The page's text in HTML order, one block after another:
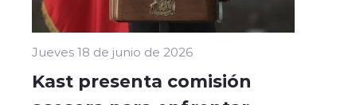
Jueves 18 de junio de 2026
Kast presenta comisión